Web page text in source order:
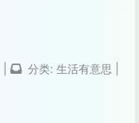
分类: 生活有意思